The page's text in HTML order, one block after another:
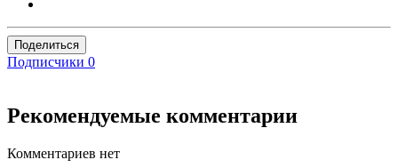
Поделиться
Подписчики 0
Рекомендуемые комментарии
Комментариев нет